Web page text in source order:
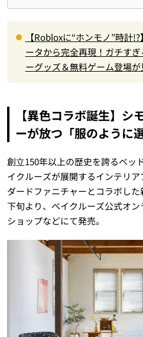
【Robloxに“ホンモノ”時計
ータから完全再現！ガチす
ーグッズ＆無料ゲーム登場
【異色コラボ誕生】シ
ーが放つ「服のように
創⽴150年以上の歴史を誇るベッ
イクルーズが展開するインテリ
ダードファニチャーとコラボし
下旬より、ベイクルーズ公式オ
ショップなどにて発売。